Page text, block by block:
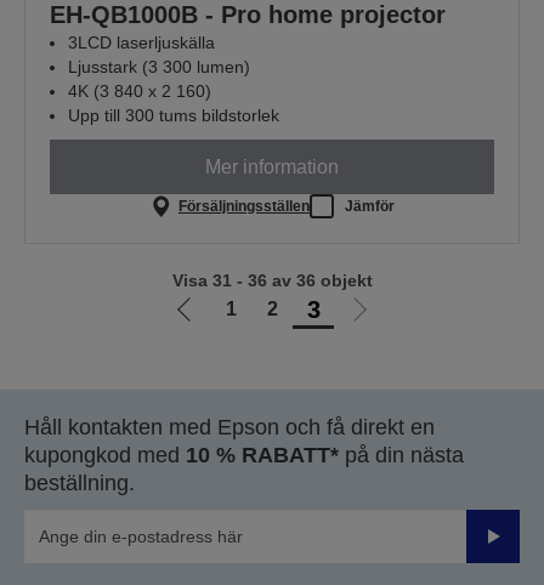
EH-QB1000B - Pro home projector
3LCD laserljuskälla
Ljusstark (3 300 lumen)
4K (3 840 x 2 160)
Upp till 300 tums bildstorlek
Mer information
Försäljningsställen Jämför
Gå
1 2 3
Gå
Visa 31 - 36 av 36 objekt
Håll kontakten med Epson och få direkt en
kupongkod med 10 % RABATT* på din nästa
beställning.
Skicka